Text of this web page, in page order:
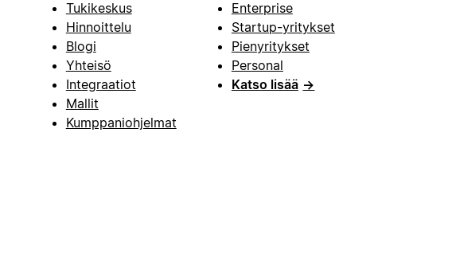
Tukikeskus
Hinnoittelu
Blogi
Yhteisö
Integraatiot
Mallit
Kumppaniohjelmat
Enterprise
Startup-yritykset
Pienyritykset
Personal
Katso lisää →